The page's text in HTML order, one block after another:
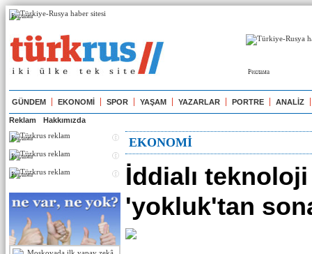
Реклама
Реклама
GÜNDEM EKONOMİ SPOR YAŞAM YAZARLAR PORTRE ANALİZ
Reklam Hakkımızda
Реклама
Реклама
Реклама
EKONOMİ
İddialı
'yokluk'tan